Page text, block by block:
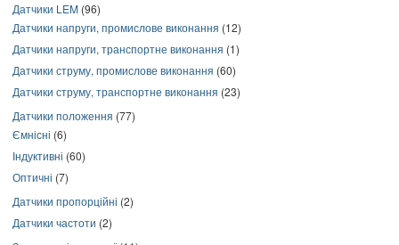
Датчики LEM (96)
Датчики напруги, промислове виконання (12)
Датчики напруги, транспортне виконання (1)
Датчики струму, промислове виконання (60)
Датчики струму, транспортне виконання (23)
Датчики положення (77)
Ємнісні (6)
Індуктивні (60)
Оптичні (7)
Датчики пропорційні (2)
Датчики частоти (2)